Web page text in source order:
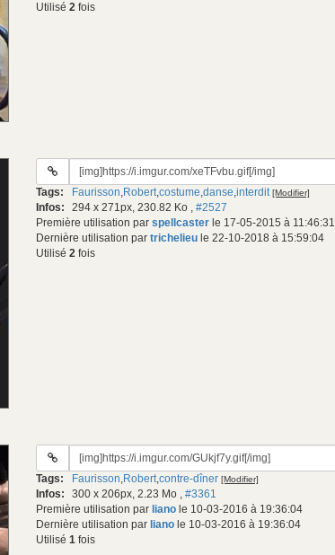
Utilisé 2 fois
URL
gif:
Tags: Faurisson,Robert,costume,danse,interdit [Modifier]
Infos: 294 x 271px, 230.82 Ko , #2527
Première utilisation par spellcaster le 17-05-2015 à 11:46:31
Dernière utilisation par trichelieu le 22-10-2018 à 15:59:04
Utilisé 2 fois
URL
gif:
Tags: Faurisson,Robert,contre-dîner [Modifier]
Infos: 300 x 206px, 2.23 Mo , #3361
Première utilisation par liano le 10-03-2016 à 19:36:04
Dernière utilisation par liano le 10-03-2016 à 19:36:04
Utilisé 1 fois